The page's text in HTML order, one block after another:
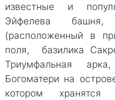
известные и
Эйфелева
(расположенный в
поля, базилика
Триумфальная
Богоматери на
котором